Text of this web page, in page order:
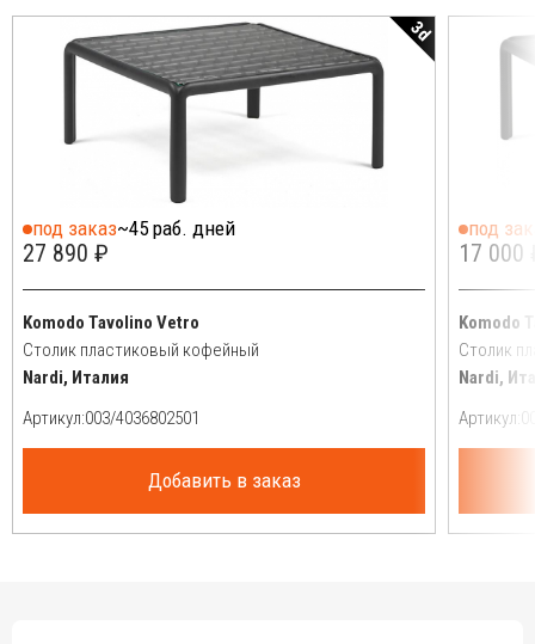
3d
под заказ~45 раб. дней
27 890 ₽
Komodo Tavolino Vetro
Столик пластиковый кофейный
Nardi, Италия
Артикул:
Добавить в заказ
под
17 000
Komodo
Столик
Nardi,
Артикул: